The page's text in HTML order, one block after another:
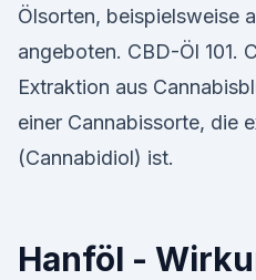
Ölsorten, beispielsweise
angeboten. CBD-Öl 101.
Extraktion aus
einer Cannabissorte, die
(Cannabidiol) ist.
Hanföl -